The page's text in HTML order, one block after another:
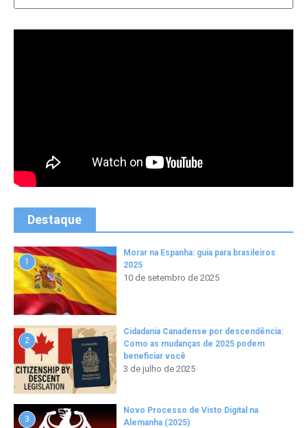
Destaque
1
Morar na Espanha: guia para brasileiros
2025
10 de setembro de 2025
2
Cidadania Canadense por descendência:
Como as mudanças de 2025 podem
beneficiar você
3 de julho de 2025
3
Novo Processo de Visto Digital na
Alemanha (2025)